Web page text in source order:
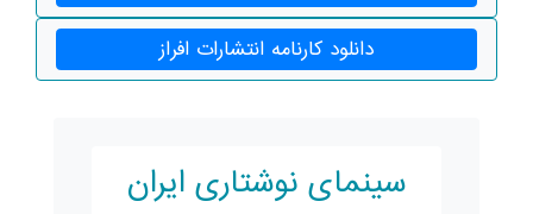
دانلود کارنامه انتشارات افراز
سینمای نوشتاری ایران